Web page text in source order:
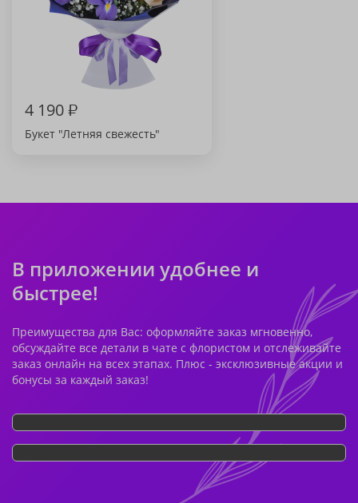
4 190₽
Букет "Летняя свежесть"
В приложении удобнее и
быстрее!
Преимущества для Вас: оформляйте заказ мгновенно,
обсуждайте все детали в чате с флористом и отслеживайте
заказ онлайн на всех этапах. Плюс - эксклюзивные акции и
бонусы за каждый заказ!